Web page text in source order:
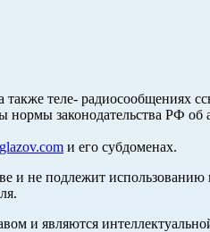
также теле- радиосообщениях
нормы законодательства РФ
и его субдоменах.
и не подлежит
и являются